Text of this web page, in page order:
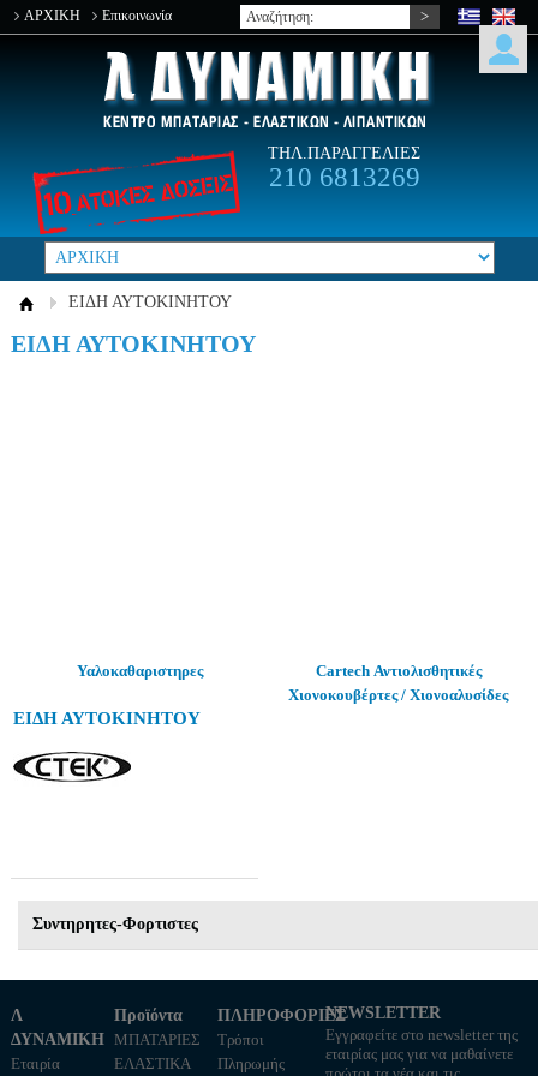
ΑΡΧΙΚΗ Επικοινωνία
ΤΗΛ.ΠΑΡΑΓΓΕΛΙΕΣ
210 6813269
ΕΙΔΗ ΑΥΤΟΚΙΝΗΤΟΥ
ΕΙΔΗ ΑΥΤΟΚΙΝΗΤΟΥ
Υαλοκαθαριστηρες
Cartech Αντιολισθητικές
Χιονοκουβέρτες / Χιονοαλυσίδες
ΕΙΔΗ ΑΥΤΟΚΙΝΗΤΟΥ
Συντηρητες-Φορτιστες
Λ
ΔΥΝΑΜΙΚΗ
Εταιρία
Προϊόντα
ΜΠΑΤΑΡΙΕΣ
ΕΛΑΣΤΙΚΑ
ΠΛΗΡΟΦΟΡΙΕΣ
Τρόποι
Πληρωμής
NEWSLETTER
Εγγραφείτε στο newsletter της
εταιρίας μας για να μαθαίνετε